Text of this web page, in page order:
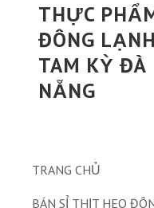
THỰC
ĐÔNG LẠNH
TAM KỲ ĐÀ
NẴNG
TRANG CHỦ
BÁN SỈ THỊT HEO